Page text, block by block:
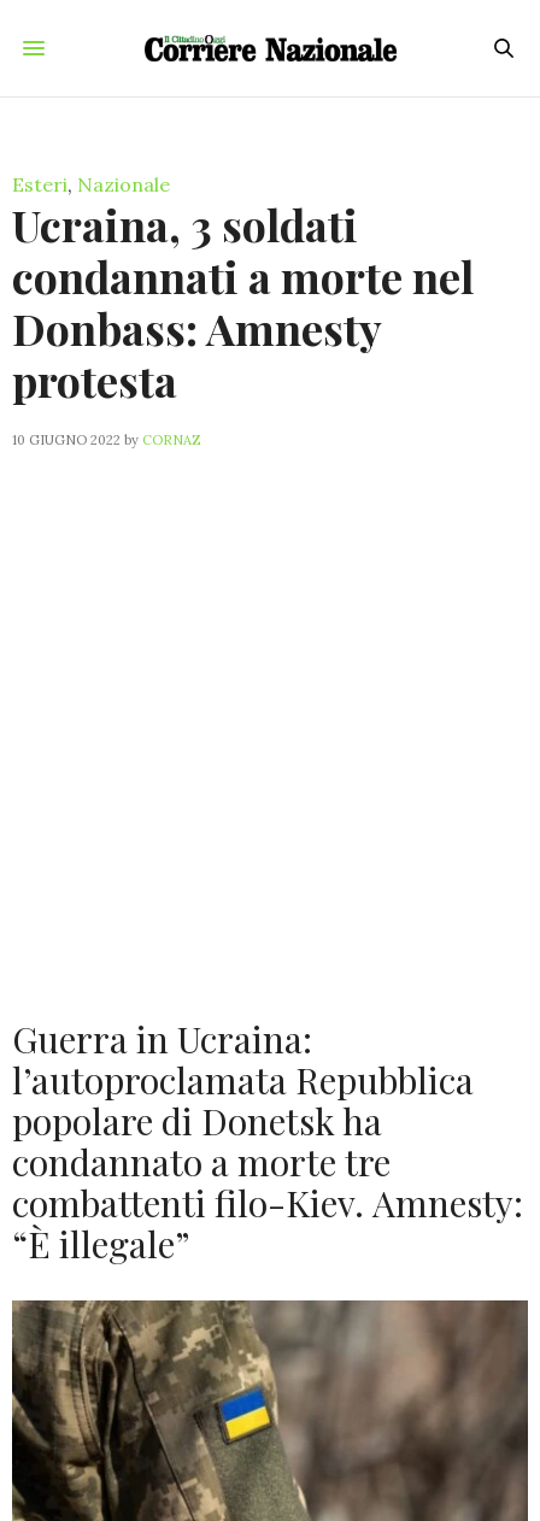
Esteri, Nazionale
Ucraina, 3 soldati
condannati a morte nel
Donbass: Amnesty
protesta
10 GIUGNO 2022 by CORNAZ
Guerra in Ucraina:
l’autoproclamata Repubblica
popolare di Donetsk ha
condannato a morte tre
combattenti filo-Kiev. Amnesty:
“È illegale”